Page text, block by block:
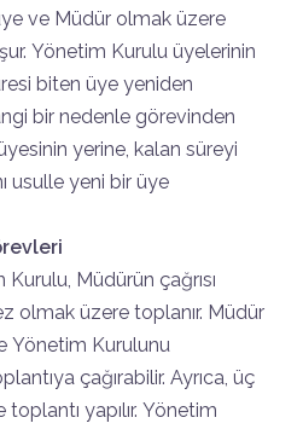
ve Müdür olmak üzere
Yönetim Kurulu üyelerinin
biten üye yeniden
bir nedenle görevinden
yerine, kalan süreyi
usulle yeni bir üye
Kurulu, Müdürün çağrısı
olmak üzere toplanır. Müdür
Yönetim Kurulunu
çağırabilir. Ayrıca, üç
yapılır. Yönetim